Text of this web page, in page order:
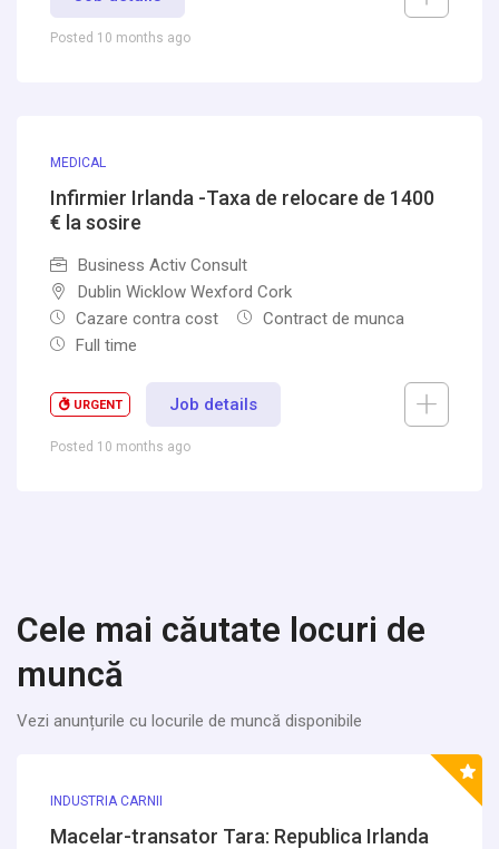
Posted 10 months ago
MEDICAL
Infirmier Irlanda -Taxa de relocare de 1400
€ la sosire
Business Activ Consult
Dublin Wicklow Wexford Cork
Cazare contra cost
Contract de munca
Full time
URGENT Job details
Posted 10 months ago
Cele mai căutate locuri de
muncă
Vezi anunțurile cu locurile de muncă disponibile
INDUSTRIA CARNII
Macelar-transator Tara: Republica Irlanda